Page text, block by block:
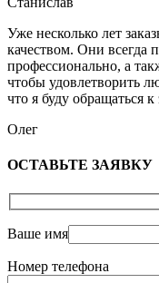
Уже несколько лет
качеством. Они всегда
профессионально, а
чтобы удовлетворить
что я буду обращаться
Олег
ОСТАВЬТЕ ЗАЯВКУ
Ваше имя
Номер телефона